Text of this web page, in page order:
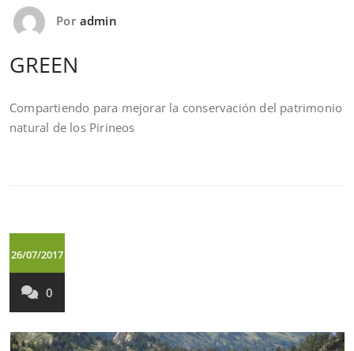
Por admin
GREEN
Compartiendo para mejorar la conservación del patrimonio
natural de los Pirineos
26/07/2017
0